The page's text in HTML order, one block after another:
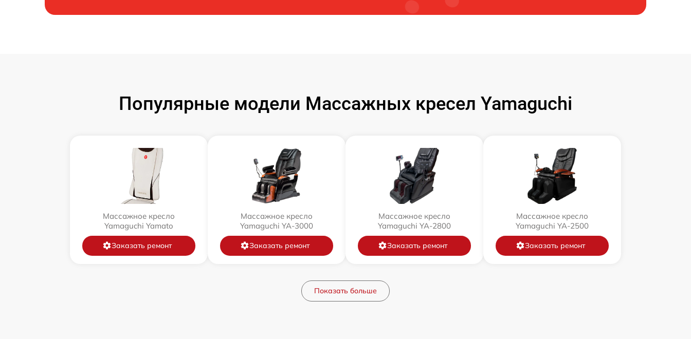
Популярные модели Массажных кресел Yamaguchi
Массажное кресло
Yamaguchi Yamato
Заказать ремонт
Массажное кресло
Yamaguchi YA-3000
Заказать ремонт
Массажное кресло
Yamaguchi YA-2800
Заказать ремонт
Массажное кресло
Yamaguchi YA-2500
Заказать ремонт
Показать больше